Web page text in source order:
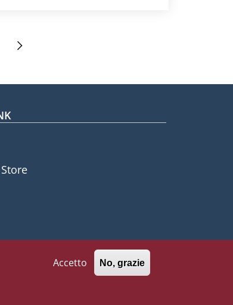
pagina
Pagina successiva
Accetto No, grazie